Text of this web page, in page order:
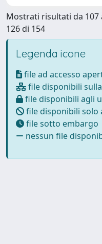
Mostrati risultati da 107
126 di 154
Legenda icone
file ad accesso
file disponibili
file disponibili agli
file disponibili
file sotto embargo
nessun file